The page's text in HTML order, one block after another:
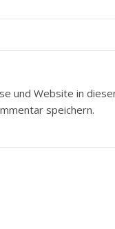
und Website in
speichern.